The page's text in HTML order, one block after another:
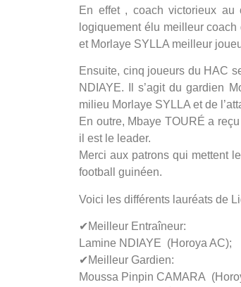
En effet , coach victorieux
logiquement élu meilleur
et Morlaye SYLLA meilleur
Ensuite, cinq joueurs du HAC
NDIAYE. Il s’agit du gardien
milieu Morlaye SYLLA et de
En outre, Mbaye TOURÉ a
il est le leader.
Merci aux patrons qui mettent
football guinéen.
Voici les différents lauréats de
✔Meilleur Entraîneur:
Lamine NDIAYE (Horoya AC);
✔Meilleur Gardien:
Moussa Pinpin CAMARA